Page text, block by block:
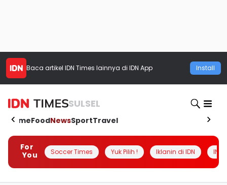
Baca artikel IDN Times lainnya di IDN App Install
SULSEL
HomeFoodNewsSportTravel
For
You
Soccer Times Yuk Pilih ! Iklanin di IDN